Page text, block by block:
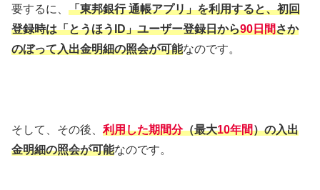
要するに、 「東邦銀行 通帳アプリ」を利用すると、初回
登録時は「とうほうID」ユーザー登録日から90日間さか
のぼって入出金明細の照会が可能なのです。
そして、その後、 利用した期間分（最大10年間）の入出
金明細の照会が可能なのです。